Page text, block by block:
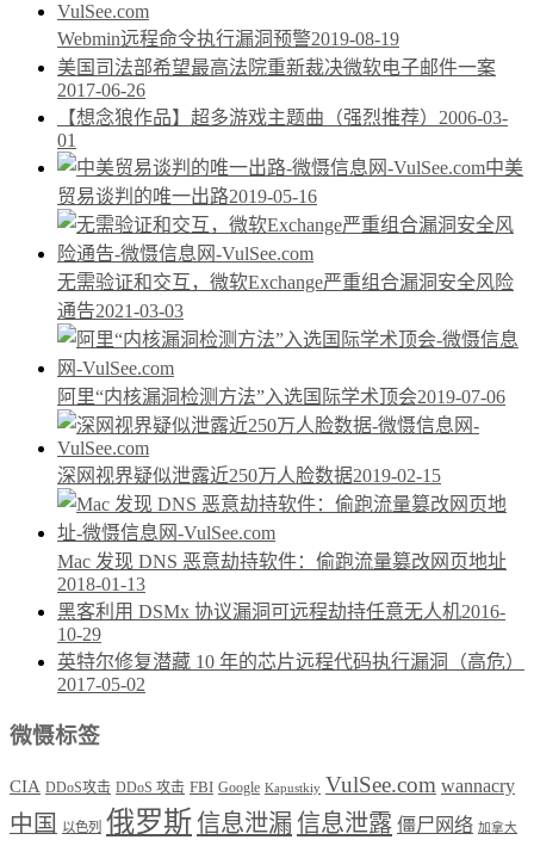
Webmin远程命令执行漏洞预警2019-08-19
美国司法部希望最高法院重新裁决微软电子邮件一案
2017-06-26
【想念狼作品】超多游戏主题曲（强烈推荐） 2006-03-
01
中美
贸易谈判的唯一出路2019-05-16
无需验证和交互，微软Exchange严重组合漏洞安全风险
通告2021-03-03
阿里“内核漏洞检测方法”入选国际学术顶会2019-07-06
深网视界疑似泄露近250万人脸数据2019-02-15
Mac 发现 DNS 恶意劫持软件：偷跑流量篡改网页地址
2018-01-13
黑客利用 DSMx 协议漏洞可远程劫持任意无人机2016-
10-29
英特尔修复潜藏 10 年的芯片远程代码执行漏洞（高危）
2017-05-02
微慑标签
CIA DDoS攻击 DDoS 攻击 FBI Google Kapustkiy VulSee.com wannacry
中国 以色列 俄罗斯信息泄漏信息泄露 僵尸网络 加拿大